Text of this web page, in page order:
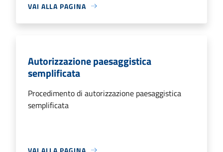
VAI ALLA PAGINA
Autorizzazione paesaggistica
semplificata
Procedimento di autorizzazione paesaggistica
semplificata